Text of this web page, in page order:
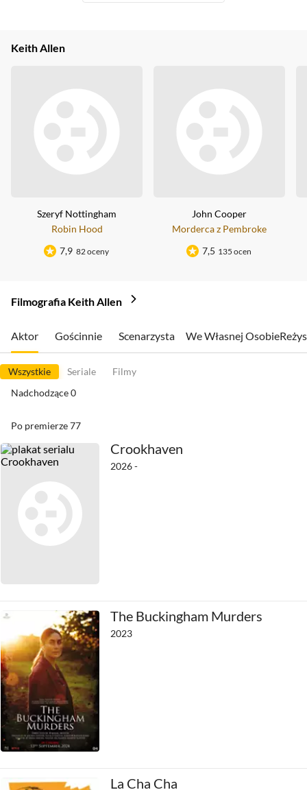
Keith Allen
Szeryf Nottingham
Robin Hood
7,9 82 oceny
John Cooper
Morderca z Pembroke
7,5 135 ocen
Filmografia Keith Allen
Aktor Gościnnie Scenarzysta We Własnej Osobie
Wszystkie Seriale
Filmy
Nadchodzące0
Po premierze77
Crookhaven
2026 -
The Buckingham Murders
2023
La Cha Cha